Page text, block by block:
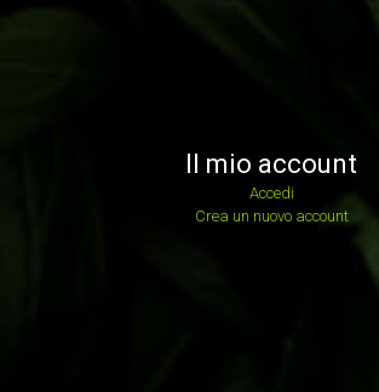
Il mio account
Accedi
Crea un nuovo account